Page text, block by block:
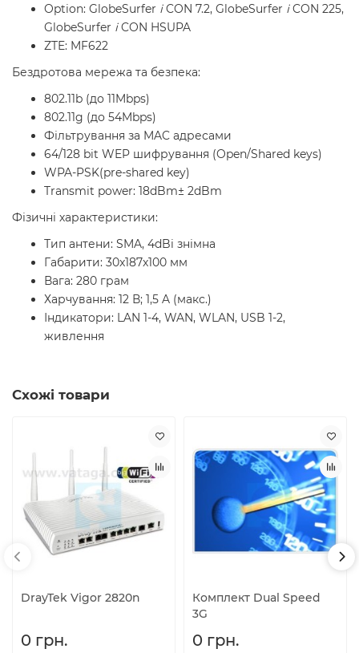
Option: GlobeSurfer iCON 7.2, GlobeSurfer iCON 225,
GlobeSurfer iCON HSUPA
ZTE: MF622
Бездротова мережа та безпека:
802.11b (до 11Mbps)
802.11g (до 54Mbps)
Фільтрування за MAC адресами
64/128 bit WEP шифрування (Open/Shared keys)
WPA-PSK(pre-shared key)
Transmit power: 18dBm± 2dBm
Фізичні характеристики:
Тип антени: SMA, 4dBi знімна
Габарити: 30x187x100 мм
Вага: 280 грам
Харчування: 12 В; 1,5 A (макс.)
Індикатори: LAN 1-4, WAN, WLAN, USB 1-2,
живлення
Схожі товари
DrayTek Vigor 2820n
0 грн.
Комплект Dual Speed
3G
0 грн.